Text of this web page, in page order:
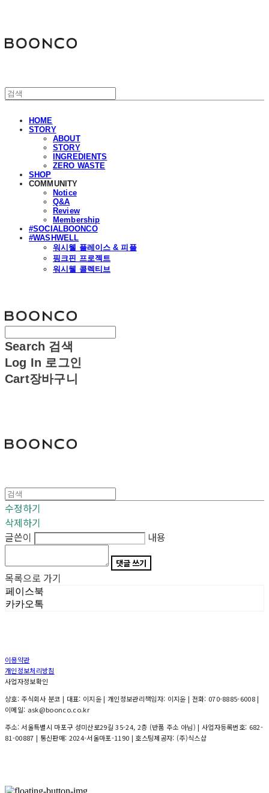
HOME
STORY
ABOUT
STORY
INGREDIENTS
ZERO WASTE
SHOP
COMMUNITY
Notice
Q&A
Review
Membership
#SOCIALBOONCO
#WASHWELL
워시웰 플레이스 & 피플
핑크핀 프로젝트
워시웰 콜렉티브
Search 검색
Log In 로그인
Cart장바구니
수정하기
삭제하기
글쓴이
내용
댓글 쓰기
목록으로 가기
페이스북
카카오톡
이용약관
개인정보처리방침
사업자정보확인
상호: 주식회사 분코 | 대표: 이지윤 | 개인정보관리책임자: 이지윤 | 전화: 070-8885-6008 |
이메일: ask@boonco.co.kr
주소: 서울특별시 마포구 성미산로29길 35-24, 2층 (반품 주소 아님) | 사업자등록번호: 682-
81-00887 | 통신판매: 2024-서울마포-1190 | 호스팅제공자: (주)식스샵